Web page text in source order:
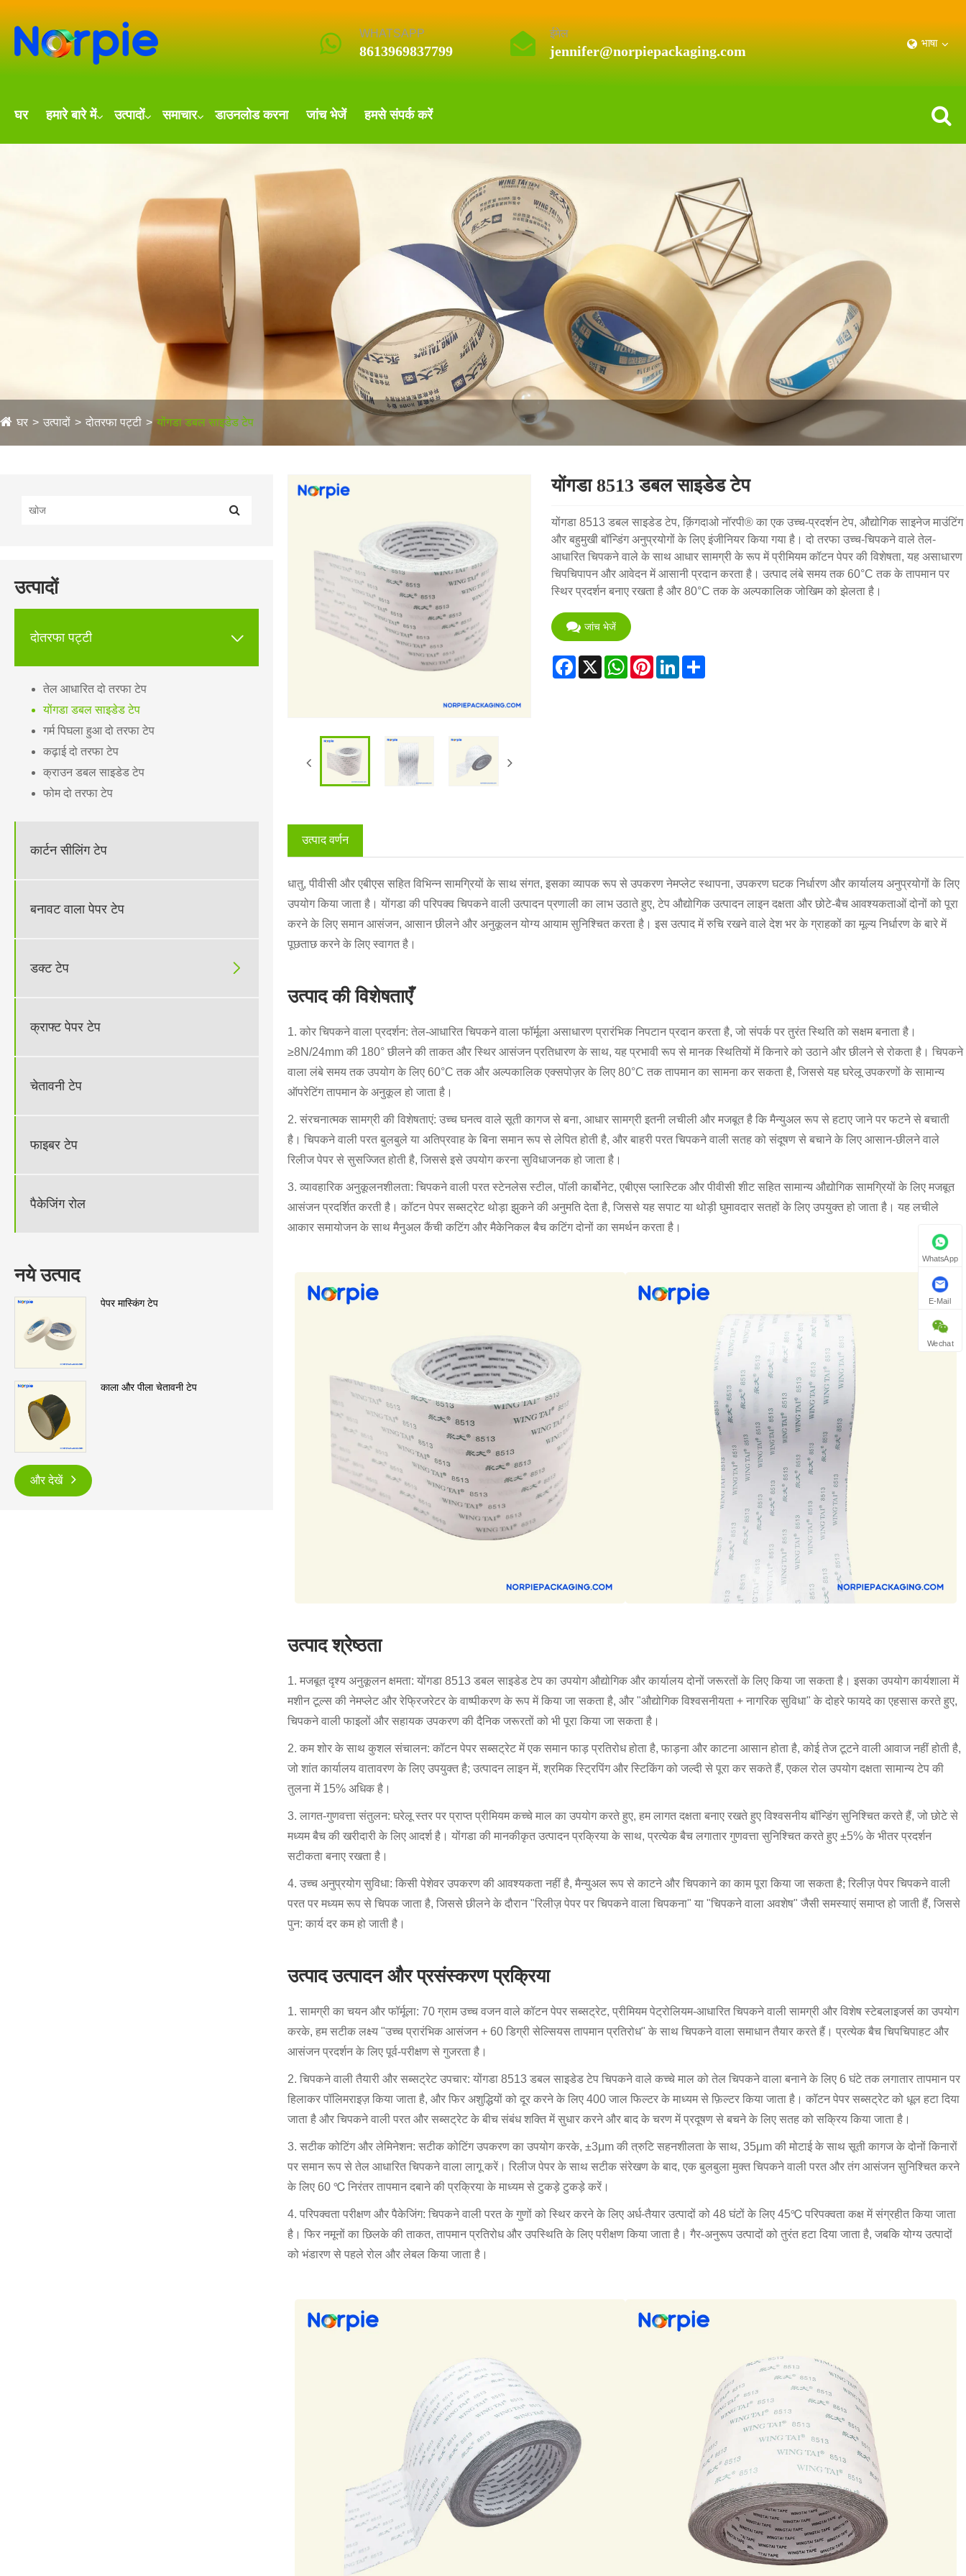
WHATSAPP
8613969837799
ईमेल
jennifer@norpiepackaging.com
भाषा
घर हमारे बारे में उत्पादों समाचार डाउनलोड करना जांच भेजें हमसे संपर्क करें
घर उत्पादों दोतरफा पट्टी योंगडा डबल साइडेड टेप
उत्पादों
दोतरफा पट्टी 
तेल आधारित दो तरफा टेप
योंगडा डबल साइडेड टेप
गर्म पिघला हुआ दो तरफा टेप
कढ़ाई दो तरफा टेप
क्राउन डबल साइडेड टेप
फोम दो तरफा टेप
कार्टन सीलिंग टेप
बनावट वाला पेपर टेप
डक्ट टेप 
क्राफ्ट पेपर टेप
चेतावनी टेप
फाइबर टेप
पैकेजिंग रोल
नये उत्पाद
पेपर मास्किंग टेप
काला और पीला चेतावनी टेप
और देखें
योंगडा 8513 डबल साइडेड टेप
योंगडा 8513 डबल साइडेड टेप, क़िंगदाओ नॉरपी® का एक उच्च-प्रदर्शन टेप, औद्योगिक साइनेज माउंटिंग
और बहुमुखी बॉन्डिंग अनुप्रयोगों के लिए इंजीनियर किया गया है। दो तरफा उच्च-चिपकने वाले तेल-
आधारित चिपकने वाले के साथ आधार सामग्री के रूप में प्रीमियम कॉटन पेपर की विशेषता, यह असाधारण
चिपचिपापन और आवेदन में आसानी प्रदान करता है। उत्पाद लंबे समय तक 60°C तक के तापमान पर
स्थिर प्रदर्शन बनाए रखता है और 80°C तक के अल्पकालिक जोखिम को झेलता है।
जांच भेजें
Facebook
X WhatsApp
PinterestLinkedInShare
उत्पाद वर्णन
धातु, पीवीसी और एबीएस सहित विभिन्न सामग्रियों के साथ संगत, इसका व्यापक रूप से उपकरण नेमप्लेट स्थापना, उपकरण घटक निर्धारण और कार्यालय अनुप्रयोगों के लिए
उपयोग किया जाता है। योंगडा की परिपक्व चिपकने वाली उत्पादन प्रणाली का लाभ उठाते हुए, टेप औद्योगिक उत्पादन लाइन दक्षता और छोटे-बैच आवश्यकताओं दोनों को पूरा
करने के लिए समान आसंजन, आसान छीलने और अनुकूलन योग्य आयाम सुनिश्चित करता है। इस उत्पाद में रुचि रखने वाले देश भर के ग्राहकों का मूल्य निर्धारण के बारे में
पूछताछ करने के लिए स्वागत है।
उत्पाद की विशेषताएँ
1. कोर चिपकने वाला प्रदर्शन: तेल-आधारित चिपकने वाला फॉर्मूला असाधारण प्रारंभिक निपटान प्रदान करता है, जो संपर्क पर तुरंत स्थिति को सक्षम बनाता है।
≥8N/24mm की 180° छीलने की ताकत और स्थिर आसंजन प्रतिधारण के साथ, यह प्रभावी रूप से मानक स्थितियों में किनारे को उठाने और छीलने से रोकता है। चिपकने
वाला लंबे समय तक उपयोग के लिए 60°C तक और अल्पकालिक एक्सपोज़र के लिए 80°C तक तापमान का सामना कर सकता है, जिससे यह घरेलू उपकरणों के सामान्य
ऑपरेटिंग तापमान के अनुकूल हो जाता है।
2. संरचनात्मक सामग्री की विशेषताएं: उच्च घनत्व वाले सूती कागज से बना, आधार सामग्री इतनी लचीली और मजबूत है कि मैन्युअल रूप से हटाए जाने पर फटने से बचाती
है। चिपकने वाली परत बुलबुले या अतिप्रवाह के बिना समान रूप से लेपित होती है, और बाहरी परत चिपकने वाली सतह को संदूषण से बचाने के लिए आसान-छीलने वाले
रिलीज पेपर से सुसज्जित होती है, जिससे इसे उपयोग करना सुविधाजनक हो जाता है।
3. व्यावहारिक अनुकूलनशीलता: चिपकने वाली परत स्टेनलेस स्टील, पॉली कार्बोनेट, एबीएस प्लास्टिक और पीवीसी शीट सहित सामान्य औद्योगिक सामग्रियों के लिए मजबूत
आसंजन प्रदर्शित करती है। कॉटन पेपर सब्सट्रेट थोड़ा झुकने की अनुमति देता है, जिससे यह सपाट या थोड़ी घुमावदार सतहों के लिए उपयुक्त हो जाता है। यह लचीले
आकार समायोजन के साथ मैनुअल कैंची कटिंग और मैकेनिकल बैच कटिंग दोनों का समर्थन करता है।
उत्पाद श्रेष्ठता
1. मजबूत दृश्य अनुकूलन क्षमता: योंगडा 8513 डबल साइडेड टेप का उपयोग औद्योगिक और कार्यालय दोनों जरूरतों के लिए किया जा सकता है। इसका उपयोग कार्यशाला में
मशीन टूल्स की नेमप्लेट और रेफ्रिजरेटर के वाष्पीकरण के रूप में किया जा सकता है, और "औद्योगिक विश्वसनीयता + नागरिक सुविधा" के दोहरे फायदे का एहसास करते हुए,
चिपकने वाली फाइलों और सहायक उपकरण की दैनिक जरूरतों को भी पूरा किया जा सकता है।
2. कम शोर के साथ कुशल संचालन: कॉटन पेपर सब्सट्रेट में एक समान फाड़ प्रतिरोध होता है, फाड़ना और काटना आसान होता है, कोई तेज टूटने वाली आवाज नहीं होती है,
जो शांत कार्यालय वातावरण के लिए उपयुक्त है; उत्पादन लाइन में, श्रमिक स्ट्रिपिंग और स्टिकिंग को जल्दी से पूरा कर सकते हैं, एकल रोल उपयोग दक्षता सामान्य टेप की
तुलना में 15% अधिक है।
3. लागत-गुणवत्ता संतुलन: घरेलू स्तर पर प्राप्त प्रीमियम कच्चे माल का उपयोग करते हुए, हम लागत दक्षता बनाए रखते हुए विश्वसनीय बॉन्डिंग सुनिश्चित करते हैं, जो छोटे से
मध्यम बैच की खरीदारी के लिए आदर्श है। योंगडा की मानकीकृत उत्पादन प्रक्रिया के साथ, प्रत्येक बैच लगातार गुणवत्ता सुनिश्चित करते हुए ±5% के भीतर प्रदर्शन
सटीकता बनाए रखता है।
4. उच्च अनुप्रयोग सुविधा: किसी पेशेवर उपकरण की आवश्यकता नहीं है, मैन्युअल रूप से काटने और चिपकाने का काम पूरा किया जा सकता है; रिलीज़ पेपर चिपकने वाली
परत पर मध्यम रूप से चिपक जाता है, जिससे छीलने के दौरान "रिलीज़ पेपर पर चिपकने वाला चिपकना" या "चिपकने वाला अवशेष" जैसी समस्याएं समाप्त हो जाती हैं, जिससे
पुन: कार्य दर कम हो जाती है।
उत्पाद उत्पादन और प्रसंस्करण प्रक्रिया
1. सामग्री का चयन और फॉर्मूला: 70 ग्राम उच्च वजन वाले कॉटन पेपर सब्सट्रेट, प्रीमियम पेट्रोलियम-आधारित चिपकने वाली सामग्री और विशेष स्टेबलाइजर्स का उपयोग
करके, हम सटीक लक्ष्य "उच्च प्रारंभिक आसंजन + 60 डिग्री सेल्सियस तापमान प्रतिरोध" के साथ चिपकने वाला समाधान तैयार करते हैं। प्रत्येक बैच चिपचिपाहट और
आसंजन प्रदर्शन के लिए पूर्व-परीक्षण से गुजरता है।
2. चिपकने वाली तैयारी और सब्सट्रेट उपचार: योंगडा 8513 डबल साइडेड टेप चिपकने वाले कच्चे माल को तेल चिपकने वाला बनाने के लिए 6 घंटे तक लगातार तापमान पर
हिलाकर पॉलिमराइज़ किया जाता है, और फिर अशुद्धियों को दूर करने के लिए 400 जाल फिल्टर के माध्यम से फ़िल्टर किया जाता है। कॉटन पेपर सब्सट्रेट को धूल हटा दिया
जाता है और चिपकने वाली परत और सब्सट्रेट के बीच संबंध शक्ति में सुधार करने और बाद के चरण में प्रदूषण से बचने के लिए सतह को सक्रिय किया जाता है।
3. सटीक कोटिंग और लेमिनेशन: सटीक कोटिंग उपकरण का उपयोग करके, ±3μm की त्रुटि सहनशीलता के साथ, 35μm की मोटाई के साथ सूती कागज के दोनों किनारों
पर समान रूप से तेल आधारित चिपकने वाला लागू करें। रिलीज पेपर के साथ सटीक संरेखण के बाद, एक बुलबुला मुक्त चिपकने वाली परत और तंग आसंजन सुनिश्चित करने
के लिए 60 ℃ निरंतर तापमान दबाने की प्रक्रिया के माध्यम से टुकड़े टुकड़े करें।
4. परिपक्वता परीक्षण और पैकेजिंग: चिपकने वाली परत के गुणों को स्थिर करने के लिए अर्ध-तैयार उत्पादों को 48 घंटों के लिए 45℃ परिपक्वता कक्ष में संग्रहीत किया जाता
है। फिर नमूनों का छिलके की ताकत, तापमान प्रतिरोध और उपस्थिति के लिए परीक्षण किया जाता है। गैर-अनुरूप उत्पादों को तुरंत हटा दिया जाता है, जबकि योग्य उत्पादों
को भंडारण से पहले रोल और लेबल किया जाता है।
WhatsApp
E-Mail
Wechat